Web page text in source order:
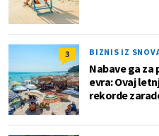
3 BIZNIS IZ
Nabave ga za
evra: Ovaj
rekorde